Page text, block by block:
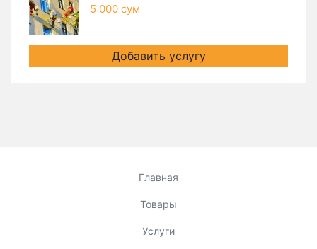
5 000 сум
Добавить услугу
Главная
Товары
Услуги